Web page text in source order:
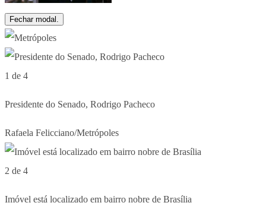
Fechar modal.
1 de 4
Presidente do Senado, Rodrigo Pacheco
Rafaela Felicciano/Metrópoles
2 de 4
Imóvel está localizado em bairro nobre de Brasília